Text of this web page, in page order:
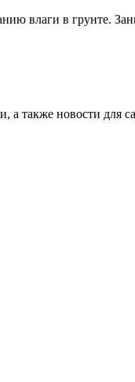
влаги в грунте.
а также новости для